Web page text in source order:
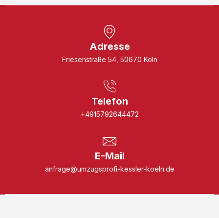
Adresse
Friesenstraße 54, 50670 Köln
Telefon
+4915792644472
E-Mail
anfrage@umzugsprofi-kessler-koeln.de